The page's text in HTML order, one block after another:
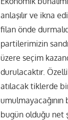
anlaşılır ve ikna
filan önde
partilerimizin
üzere seçim
durulacaktır.
atılacak tiklerde
bugün olduğu net